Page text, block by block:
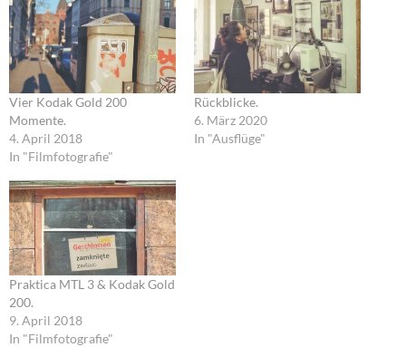
Vier Kodak Gold 200
Momente.
4. April 2018
In "Filmfotografie"
Rückblicke.
6. März 2020
In "Ausflüge"
Praktica MTL 3 & Kodak Gold
200.
9. April 2018
In "Filmfotografie"